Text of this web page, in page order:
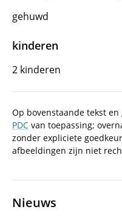
gehuwd
kinderen
2 kinderen
Op bovenstaande tekst en
PDC van toepassing;
zonder expliciete
afbeeldingen zijn niet
Nieuws